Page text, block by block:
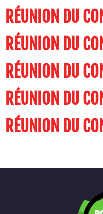
RÉUNION DU
RÉUNION DU
RÉUNION DU
RÉUNION DU
RÉUNION DU